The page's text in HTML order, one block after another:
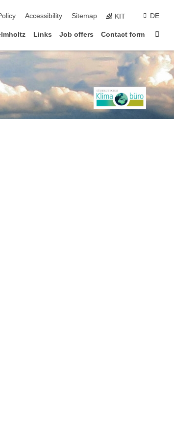
Accessibility Sitemap KIT DE
Links Job offers Contact form